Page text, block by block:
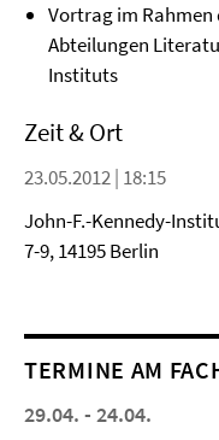
Vortrag im
Abteilungen
Instituts
Zeit & Ort
23.05.2012 | 18:15
John-F.-Kennedy-
7-9, 14195 Berlin
TERMINE AM
29.04. - 24.04.